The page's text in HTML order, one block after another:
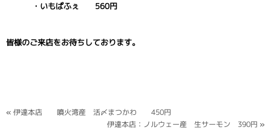
・いもぱふぇ 560円
皆様のご来店をお待ちしております。
« 伊達本店 噴火湾産 活〆まつかわ 450円
伊達本店：ノルウェー産 生サーモン 390円 »